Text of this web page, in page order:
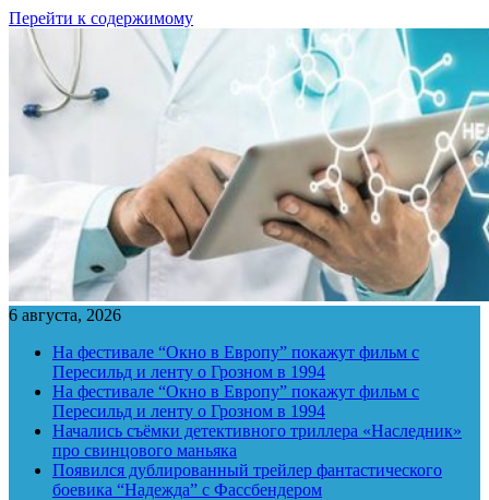
Перейти к содержимому
6 августа, 2026
На фестивале “Окно в Европу” покажут фильм с
Пересильд и ленту о Грозном в 1994
На фестивале “Окно в Европу” покажут фильм с
Пересильд и ленту о Грозном в 1994
Начались съёмки детективного триллера «Наследник»
про свинцового маньяка
Появился дублированный трейлер фантастического
боевика “Надежда” с Фассбендером